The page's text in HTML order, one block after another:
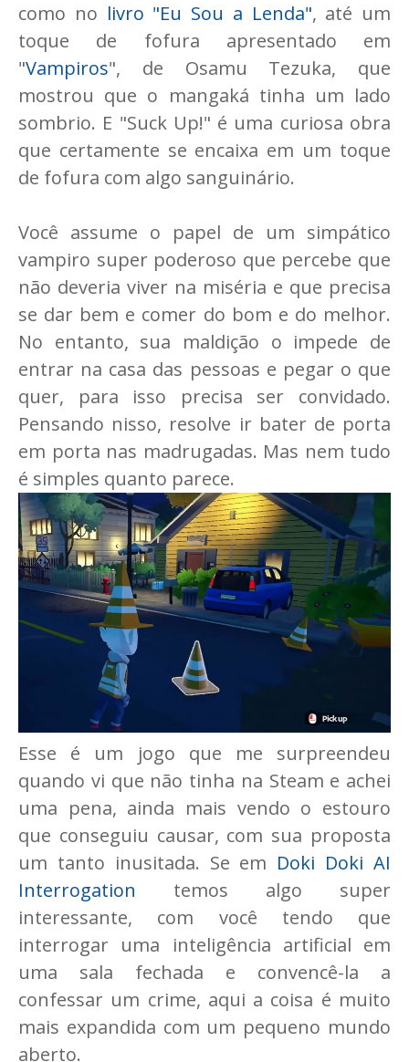
como no livro "Eu Sou a Lenda", até um
toque de fofura apresentado em
"Vampiros", de Osamu Tezuka, que
mostrou que o mangaká tinha um lado
sombrio. E "Suck Up!" é uma curiosa obra
que certamente se encaixa em um toque
de fofura com algo sanguinário.
Você assume o papel de um simpático
vampiro super poderoso que percebe que
não deveria viver na miséria e que precisa
se dar bem e comer do bom e do melhor.
No entanto, sua maldição o impede de
entrar na casa das pessoas e pegar o que
quer, para isso precisa ser convidado.
Pensando nisso, resolve ir bater de porta
em porta nas madrugadas. Mas nem tudo
é simples quanto parece.
Esse é um jogo que me surpreendeu
quando vi que não tinha na Steam e achei
uma pena, ainda mais vendo o estouro
que conseguiu causar, com sua proposta
um tanto inusitada. Se em Doki Doki AI
Interrogation temos algo super
interessante, com você tendo que
interrogar uma inteligência artificial em
uma sala fechada e convencê-la a
confessar um crime, aqui a coisa é muito
mais expandida com um pequeno mundo
aberto.